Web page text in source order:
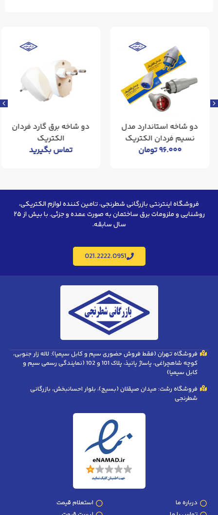
دو شاخه استاندارد مدل
نسیم فردان الکتریک
۹۶.۰۰۰تومان
دو شاخه برق گارد فردان
الکتریک
تماس بگیرید
فروشگاه اینترنتی بازرگانی شطرنجی، تامین کننده لوازم الکتریکی،
روشنایی و ملزومات برق ساختمان به صورت عمده و جزئی. با بیش از ۲۵
سال سابقه.
021.2222.0951
فروشگاه تهران (فقط فروش حضوری سیم و کابل سیمیا): لاله زار جنوبی،
کوچه شاهچراغی، پاساژ پانیذ، پلاک 101 و 102 (نمایندگی رسمی سیم و
کابل سیمیا)
فروشگاه رشت: میدان صیقلان (بسیج)، بلوار احسانبخش، بازرگانی
شطرنجی
درباره ما
استعلام قیمت